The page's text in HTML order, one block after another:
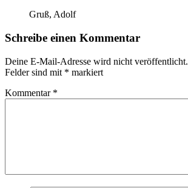
Gruß, Adolf
Schreibe einen Kommentar
Deine E-Mail-Adresse wird nicht veröffentlicht.
Felder sind mit * markiert
Kommentar *